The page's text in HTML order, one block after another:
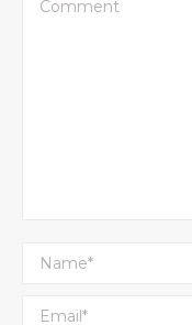
Name *
Email *